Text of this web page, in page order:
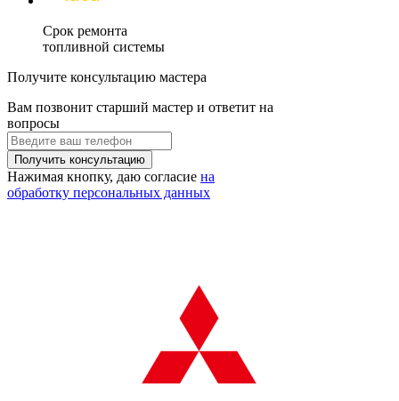
Срок ремонта
топливной системы
Получите консультацию мастера
Вам позвонит старший мастер и ответит на
вопросы
Нажимая кнопку, даю согласие на
обработку персональных данных